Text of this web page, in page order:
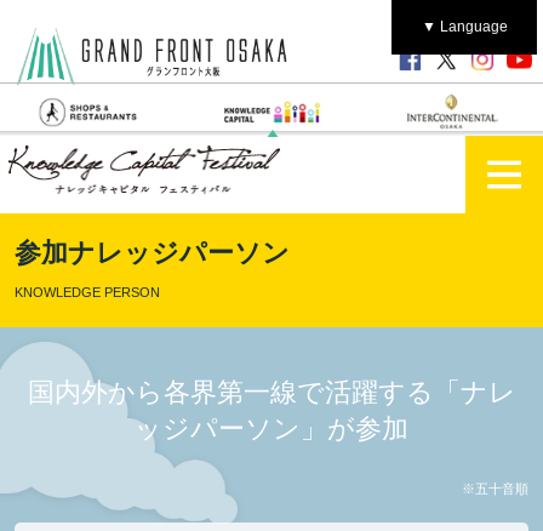
▼ Language
参加ナレッジパーソン
KNOWLEDGE PERSON
国内外から各界第一線で活躍する「ナレ
ッジパーソン」が参加
※五十音順